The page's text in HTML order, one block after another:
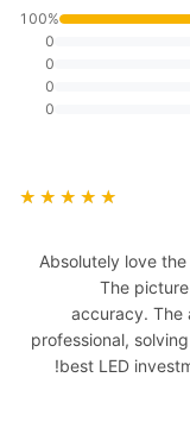
100%
0
0
0
0
★★★★★
★★★★★
Absolutely love
The
accuracy. The
professional,
best LED